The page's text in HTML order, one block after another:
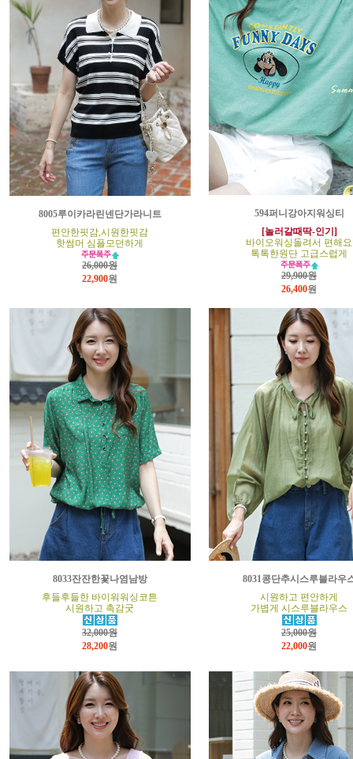
8005루이카라린넨단가라니트
편안한핏감,시원한핏감
핫썸머 심플모던하게
26,000원
22,900원
594퍼니강아지워싱티
[놀러갈때딱-인기]
바이오워싱돌려서 편해요
톡톡한원단 고급스럽게
29,900원
26,400원
8033잔잔한꽃나염남방
후들후들한 바이워워싱코튼
시원하고 촉감굿
32,000원
28,200원
8031콩단추시스루블라우
시원하고 편안하게
가볍게 시스루블라우스
25,000원
22,000원